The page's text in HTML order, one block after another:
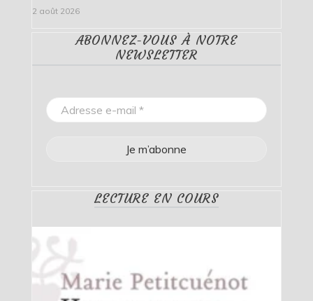
2 août 2026
ABONNEZ-VOUS À NOTRE
NEWSLETTER
LECTURE EN COURS